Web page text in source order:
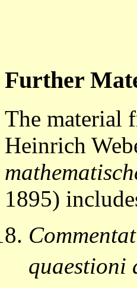
Further
The material
Heinrich
1895)
quaestioni